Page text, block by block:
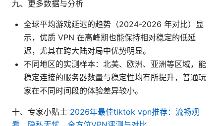
九、更多数据与分析
全球平均游戏延迟的趋势（2024-2026 年对比）显
示，优质 VPN 在高峰期也能保持相对稳定的低延
迟，尤其在跨大陆对局中优势明显。
不同地区的实测样本：北美、欧洲、亚洲等区域，能
稳定连接的服务器数量与稳定性均有所提升，普通玩
家在不同时间段的体验差异较小。
十、专家小贴士 2026年最佳tiktok vpn推荐：流畅观